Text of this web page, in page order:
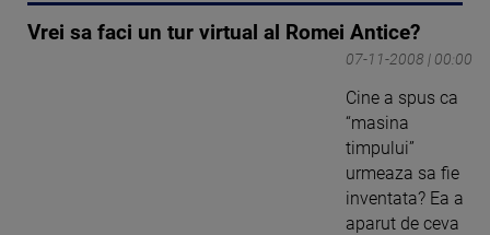
Vrei sa faci un tur virtual al Romei Antice?
07-11-2008 | 00:00
Cine a spus ca
“masina
timpului”
urmeaza sa fie
inventata? Ea a
aparut de ceva